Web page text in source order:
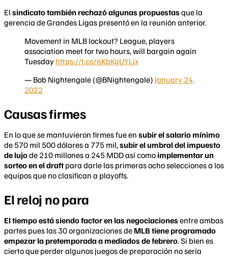
Elsindicato también rechazó algunas propuestasque la
gerencia de Grandes Ligas presentó en la reunión anterior.
Movement in MLB lockout? League, players
association meet for two hours, will bargain again
Tuesday https://t.co/6KbKgUYLjx
— Bob Nightengale (@BNightengale) January 24,
2022
Causas firmes
En lo que se mantuvieron firmes fue en subir el salario mínimo
de 570 mil 500 dólares a 775 mil,subir el umbral del impuesto
de lujode 210 millones a 245 MDD así como implementar un
sorteo en el draft para darle las primeras ocho selecciones a los
equipos que no clasifican a playoffs.
El reloj no para
El tiempo está siendo factor en las negociacionesentre ambas
partes pues las 30 organizaciones de MLB tiene programado
empezar la pretemporada a mediados de febrero. Si bien es
cierto que perder algunos juegos de preparación no sería